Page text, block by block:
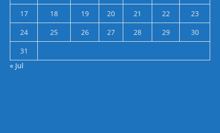
17
18 19 20 21 22
23
24
25 26 27 28 29
30
31
« Jul